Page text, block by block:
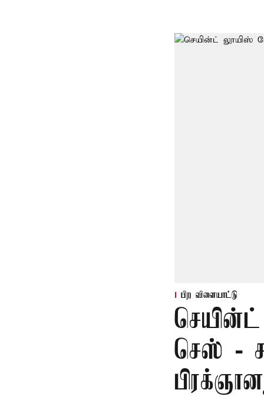
பிற விளையாட்டு
செயின்ட்
செஸ் -